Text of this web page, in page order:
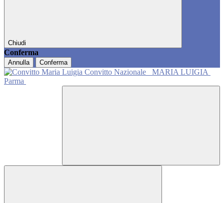
Chiudi
Conferma
Annulla Conferma
Convitto Nazionale
MARIA LUIGIA
Parma